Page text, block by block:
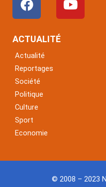
a
c
e
o
o
k
o
u
ACTUALITÉ
Actualité
Reportages
Société
Politique
Culture
Sport
Economie
© 2008 – 2023